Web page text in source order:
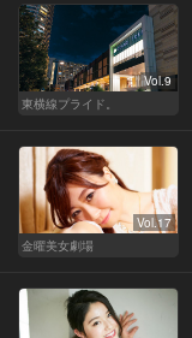
Vol.9
東横線プライド。
Vol.17
金曜美女劇場